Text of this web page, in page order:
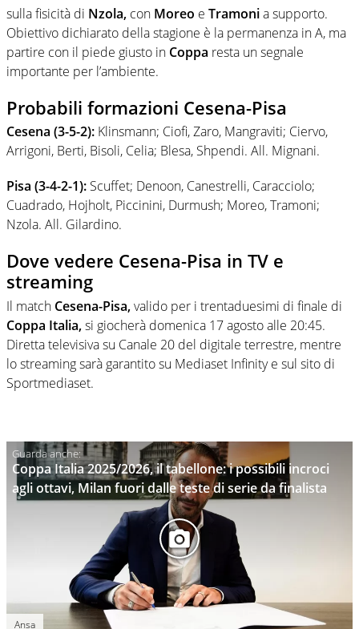
sulla fisicità di Nzola, con Moreo e Tramonia supporto.
Obiettivo dichiarato della stagione è la permanenza in A, ma
partire con il piede giusto in Coppa resta un segnale
importante per l’ambiente.
Probabili formazioni Cesena-Pisa
Cesena (3-5-2): Klinsmann; Ciofi, Zaro, Mangraviti; Ciervo,
Arrigoni, Berti, Bisoli, Celia; Blesa, Shpendi. All. Mignani.
Pisa (3-4-2-1): Scuffet; Denoon, Canestrelli, Caracciolo;
Cuadrado, Hojholt, Piccinini, Durmush; Moreo, Tramoni;
Nzola. All. Gilardino.
Dove vedere Cesena-Pisa in TV e
streaming
Il match Cesena-Pisa,valido per i trentaduesimi di finale di
Coppa Italia,si giocherà domenica 17 agosto alle 20:45.
Diretta televisiva su Canale 20 del digitale terrestre, mentre
lo streaming sarà garantito su Mediaset Infinity e sul sito di
Sportmediaset.
Coppa Italia 2025/2026, il tabellone: i possibili incroci
agli ottavi, Milan fuori dalle teste di serie da finalista
Ansa